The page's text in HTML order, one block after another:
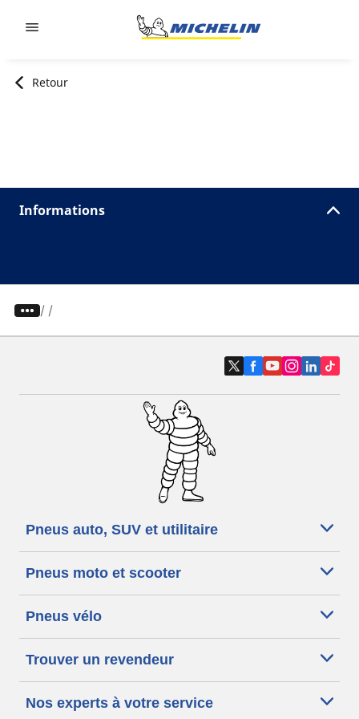
Retour
Informations
/
Pneus auto, SUV et utilitaire
Pneus moto et scooter
Pneus vélo
Trouver un revendeur
Nos experts à votre service